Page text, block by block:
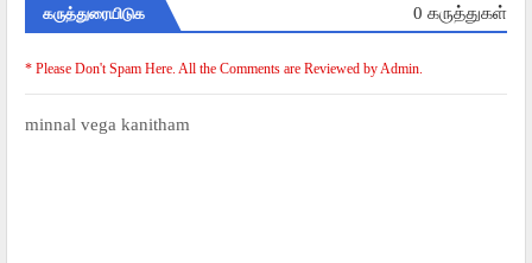
கருத்துரையிடுக 0 கருத்துகள்
* Please Don't Spam Here. All the Comments are Reviewed by Admin.
minnal vega kanitham